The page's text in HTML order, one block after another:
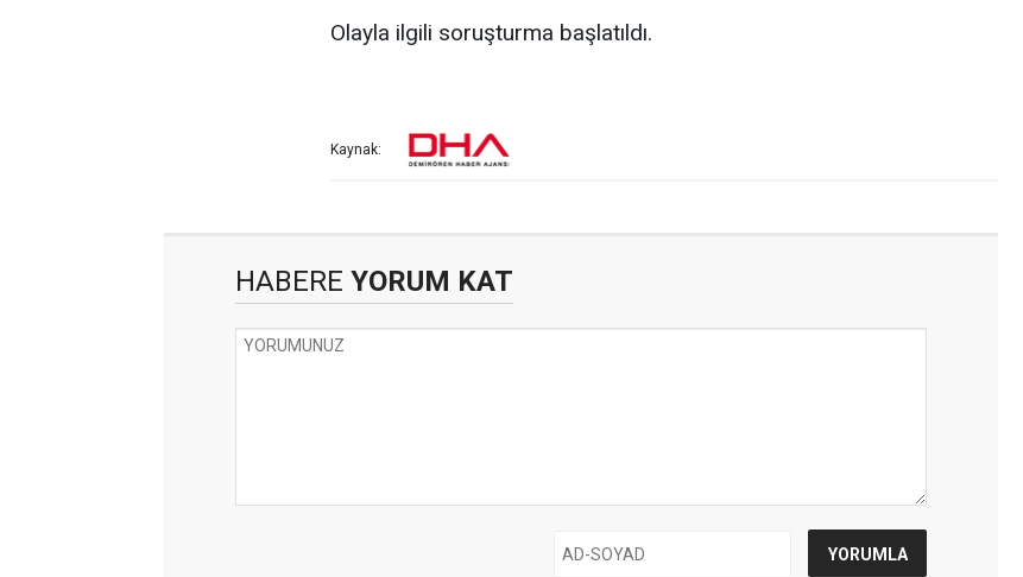
Olayla ilgili soruşturma başlatıldı.
Kaynak:
HABERE YORUM KAT